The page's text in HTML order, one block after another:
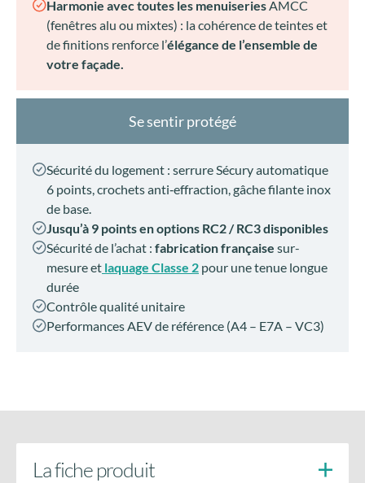
Harmonie avec toutes les menuiseriesAMCC
(fenêtres alu ou mixtes) : la cohérence de teintes et
de finitions renforce l’élégance de l’ensemble de
votre façade.
Se sentir protégé
Sécurité du logement : serrure Sécury automatique
6 points, crochets anti‑effraction, gâche filante inox
de base.
Jusqu’à 9 points en options RC2 / RC3 disponibles
Sécurité de l’achat : fabrication française sur-
mesure et laquage Classe 2 pour une tenue longue
durée
Contrôle qualité unitaire
Performances AEV de référence (A4 – E7A – VC3)
La fiche produit